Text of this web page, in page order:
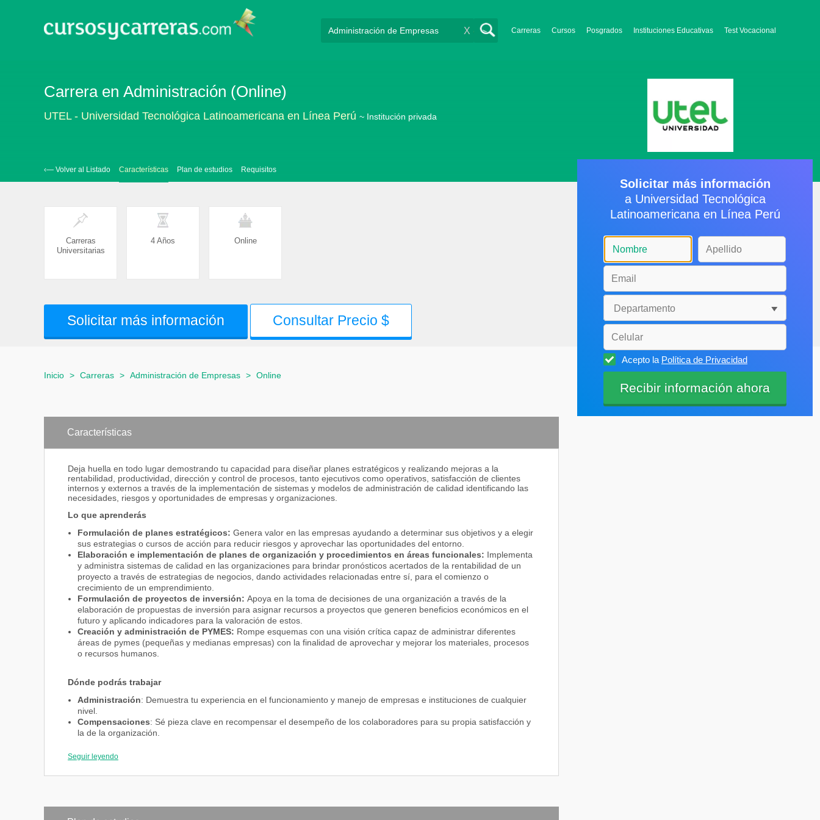
Carreras Cursos Posgrados Instituciones Educativas Test Vocacional
X
Carrera en Administración (Online)
UTEL - Universidad Tecnológica Latinoamericana en Línea Perú ~ Institución privada
‹— Volver al Listado Características Plan de estudios Requisitos
Carreras
Universitarias
4 Años Online
Solicitar más información Consultar Precio $
Inicio > Carreras > Administración de Empresas > Online
Características
Deja huella en todo lugar demostrando tu capacidad para diseñar planes estratégicos y realizando mejoras a la
rentabilidad, productividad, dirección y control de procesos, tanto ejecutivos como operativos, satisfacción de clientes
internos y externos a través de la implementación de sistemas y modelos de administración de calidad identificando las
necesidades, riesgos y oportunidades de empresas y organizaciones.
Lo que aprenderás
Formulación de planes estratégicos: Genera valor en las empresas ayudando a determinar sus objetivos y a elegir
sus estrategias o cursos de acción para reducir riesgos y aprovechar las oportunidades del entorno.
Elaboración e implementación de planes de organización y procedimientos en áreas funcionales:
Implementa
y administra sistemas de calidad en las organizaciones para brindar pronósticos acertados de la rentabilidad de un
proyecto a través de estrategias de negocios, dando actividades relacionadas entre sí, para el comienzo o
crecimiento de un emprendimiento.
Formulación de proyectos de inversión: Apoya en la toma de decisiones de una organización a través de la
elaboración de propuestas de inversión para asignar recursos a proyectos que generen beneficios económicos en el
futuro y aplicando indicadores para la valoración de estos.
Creación y administración de PYMES: Rompe esquemas con una visión crítica capaz de administrar diferentes
áreas de pymes (pequeñas y medianas empresas) con la finalidad de aprovechar y mejorar los materiales, procesos
o recursos humanos.
Dónde podrás trabajar
Administración: Demuestra tu experiencia en el funcionamiento y manejo de empresas e instituciones de cualquier
nivel.
Compensaciones: Sé pieza clave en recompensar el desempeño de los colaboradores para su propia satisfacción y
la de la organización.
normas que rigen a su capital humano.
Seguir leyendo
Solicitar más información
a Universidad Tecnológica
Latinoamericana en Línea Perú
Acepto la Política de Privacidad